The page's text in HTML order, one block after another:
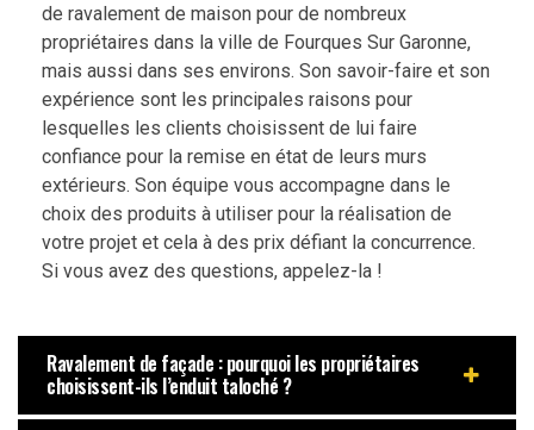
de ravalement de maison pour de nombreux
propriétaires dans la ville de Fourques Sur Garonne,
mais aussi dans ses environs. Son savoir-faire et son
expérience sont les principales raisons pour
lesquelles les clients choisissent de lui faire
confiance pour la remise en état de leurs murs
extérieurs. Son équipe vous accompagne dans le
choix des produits à utiliser pour la réalisation de
votre projet et cela à des prix défiant la concurrence.
Si vous avez des questions, appelez-la !
Ravalement de façade : pourquoi les propriétaires
choisissent-ils l’enduit taloché ?